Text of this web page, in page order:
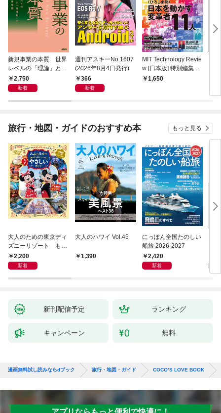
新規事業の本質 世界
レベルの「理論」と
「現場知」で描く全体
地図
2,750
新着
週刊アスキーNo.1607
(2026年8月4日発行)
366
新着
MIT Technology Revie
w [日本版] 特別編集
ポスト都市時代の社会
1,650
旅行・地図・ガイドのおすすめ本 もっと見る
大人のための東京ディ
ズニーリゾート もっ
とやさしいガイド
2,200
新着
大人のハワイ Vol.45
1,390
にっぽん全国たのしい
船旅 2026-2027
2,420
新着
新刊配信予定 ランキング
キャンペーン 無料
漫画無料試し読みならdブック 旅行・地図・ガイド COCO’S LOVE BOOK